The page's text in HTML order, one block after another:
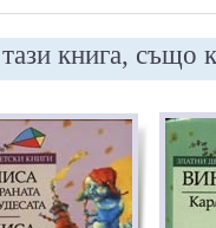
книга, също